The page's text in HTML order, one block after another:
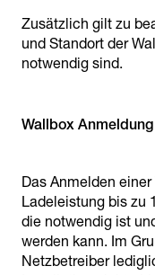
Zusätzlich gilt zu
und Standort der
notwendig sind.
Wallbox
Das Anmelden
Ladeleistung bis zu
die notwendig ist
werden kann. Im
Netzbetreiber